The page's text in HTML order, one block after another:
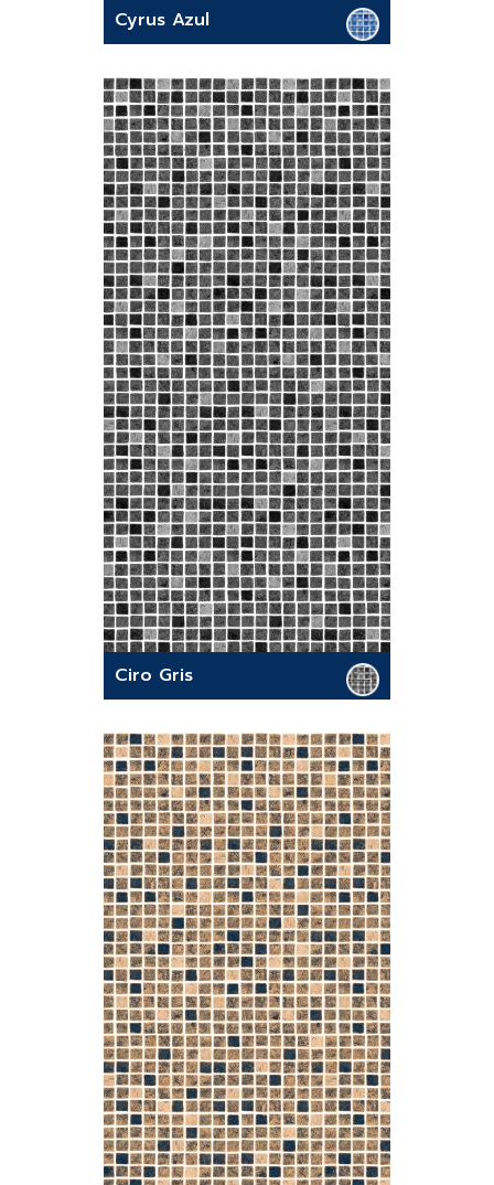
Cyrus Azul
Ciro Gris